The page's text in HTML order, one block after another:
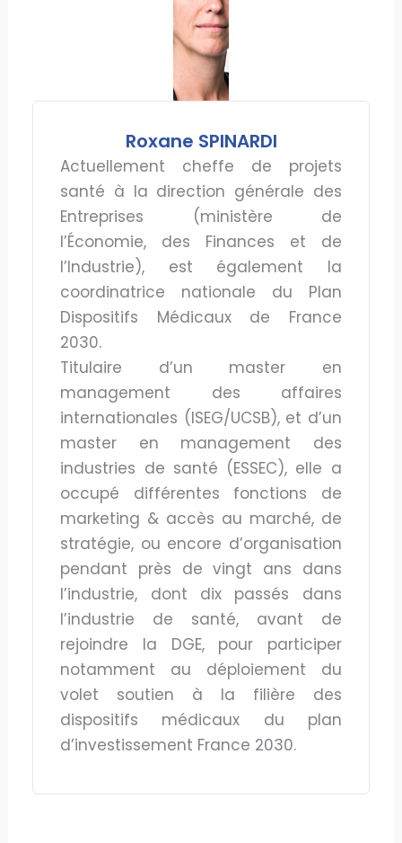
Roxane SPINARDI
Actuellement cheffe de projets
santé à la direction générale des
Entreprises (ministère de
l’Économie, des Finances et de
l’Industrie), est également la
coordinatrice nationale du Plan
Dispositifs Médicaux de France
2030.
Titulaire d’un master en
management des affaires
internationales (ISEG/UCSB), et d’un
master en management des
industries de santé (ESSEC), elle a
occupé différentes fonctions de
marketing & accès au marché, de
stratégie, ou encore d’organisation
pendant près de vingt ans dans
l’industrie, dont dix passés dans
l’industrie de santé, avant de
rejoindre la DGE, pour participer
notamment au déploiement du
volet soutien à la filière des
dispositifs médicaux du plan
d’investissement France 2030.